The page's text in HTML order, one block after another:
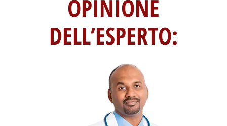
OPINIONE
DELL’ESPERTO: